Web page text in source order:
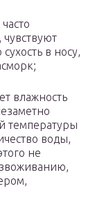
в носу,
влажность
температуры
воды,
не